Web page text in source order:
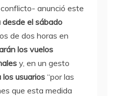
anunció este
desde el sábado
de dos horas en
los vuelos
y, en un gesto
los usuarios “por las
que esta medida